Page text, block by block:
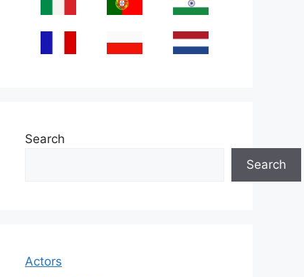
Search
Search
Actors